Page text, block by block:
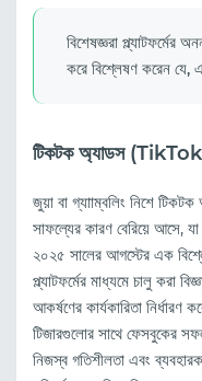
বিশেষজ্ঞরা প্ল্যাটফর্মের
করে বিশ্লেষণ করেন যে,
টিকটক অ্যাডস (TikTok
জুয়া বা গ্যাাম্বলিং নিশে
সাফল্যের কারণ বেরিয়ে আসে,
২০২৫ সালের আগস্টের এক
প্ল্যাটফর্মের মাধ্যমে চালু করা
আকর্ষণের কার্যকারিতা
টিজারগুলোর সাথে ফেসবুকের
নিজস্ব গতিশীলতা এবং